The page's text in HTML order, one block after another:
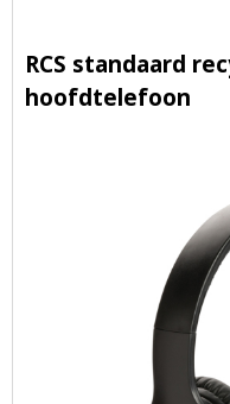
RCS standaard
hoofdtelefoon